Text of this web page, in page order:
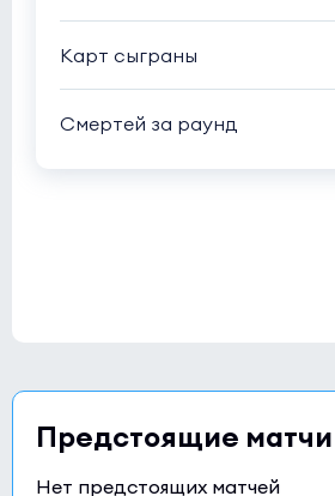
Карт сыграны
Смертей за раунд
Предстоящие матчи
Нет предстоящих матчей